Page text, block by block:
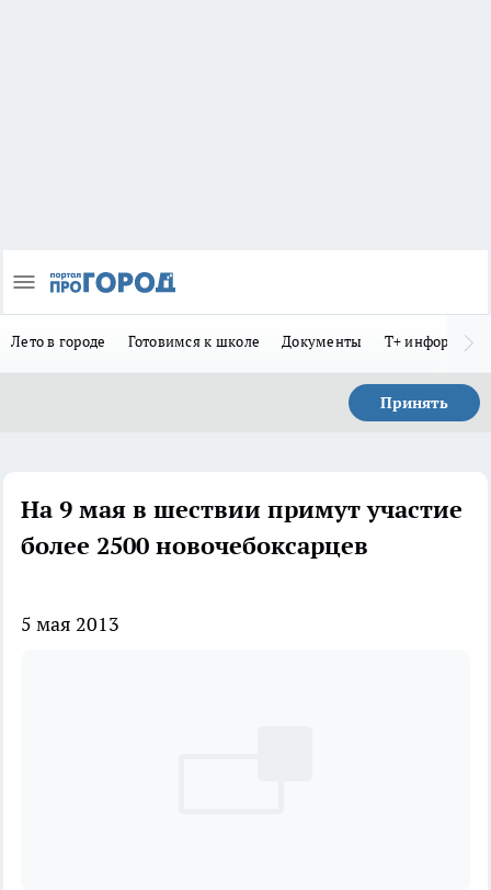
Лето в городе Готовимся к школе Документы Т+
Принять
На 9 мая в шествии примут участие
более 2500 новочебоксарцев
5 мая 2013